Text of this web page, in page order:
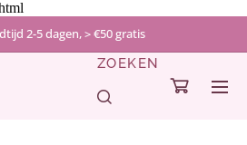
2-5 dagen, > €50 gratis
ZOEKEN